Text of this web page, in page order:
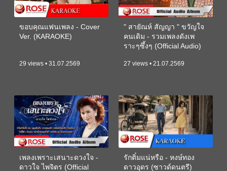
ขอบคุณแฟนเพลง - Cover
Ver. (KARAOKE)
29 views • 31.07.2569
" สายัณห์ สัญญา " ขวัญใจ
คนเดิม - รวมเพลงดังเพ
ราะๆซึ้งๆ (Official Audio)
27 views • 21.07.2569
เพลงเพราะเสนาะดวงใจ -
ดาวใจ ไพจิตร (Official
รักติ๋มแน่หรือ - หงษ์ทอง
ดาวอุดร (ซาวด์ดนตรี)